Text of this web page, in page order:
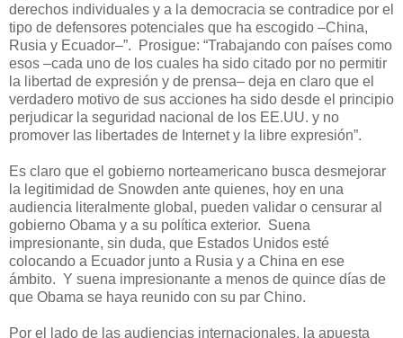
derechos individuales y a la democracia se contradice por el
tipo de defensores potenciales que ha escogido –China,
Rusia y Ecuador–”. Prosigue: “Trabajando con países como
esos –cada uno de los cuales ha sido citado por no permitir
la libertad de expresión y de prensa– deja en claro que el
verdadero motivo de sus acciones ha sido desde el principio
perjudicar la seguridad nacional de los EE.UU. y no
promover las libertades de Internet y la libre expresión”.
Es claro que el gobierno norteamericano busca desmejorar
la legitimidad de Snowden ante quienes, hoy en una
audiencia literalmente global, pueden validar o censurar al
gobierno Obama y a su política exterior. Suena
impresionante, sin duda, que Estados Unidos esté
colocando a Ecuador junto a Rusia y a China en ese
ámbito. Y suena impresionante a menos de quince días de
que Obama se haya reunido con su par Chino.
Por el lado de las audiencias internacionales, la apuesta